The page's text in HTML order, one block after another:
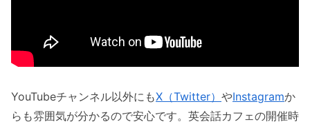
YouTubeチャンネル以外にもX（Twitter） やInstagramか
らも雰囲気が分かるので安心です。英会話カフェの開催時